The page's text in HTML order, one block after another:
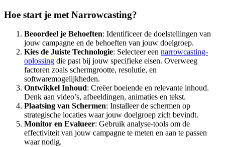
Hoe start je met Narrowcasting?
Beoordeel je Behoeften: Identificeer de doelstellingen van
jouw campagne en de behoeften van jouw doelgroep.
Kies de Juiste Technologie: Selecteer een narrowcasting-
oplossing die past bij jouw specifieke eisen. Overweeg
factoren zoals schermgrootte, resolutie, en
softwaremogelijkheden.
Ontwikkel Inhoud: Creëer boeiende en relevante inhoud.
Denk aan video’s, afbeeldingen, animaties en tekst.
Plaatsing van Schermen: Installeer de schermen op
strategische locaties waar jouw doelgroep zich bevindt.
Monitor en Evalueer: Gebruik analyse-tools om de
effectiviteit van jouw campagne te meten en aan te passen
waar nodig.